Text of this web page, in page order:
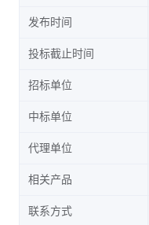
发布时间
投标截止时间
招标单位
中标单位
代理单位
相关产品
联系方式